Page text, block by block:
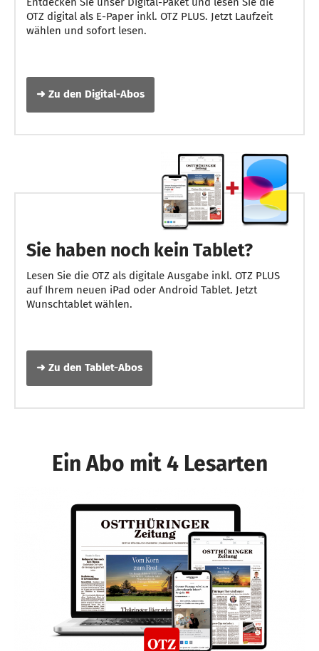
OTZ digital als E-Paper inkl. OTZ PLUS. Jetzt Laufzeit
wählen und sofort lesen.
➜ Zu den Digital-Abos
Sie haben noch kein Tablet?
Lesen Sie die OTZ als digitale Ausgabe inkl. OTZ PLUS
auf Ihrem neuen iPad oder Android Tablet. Jetzt
Wunschtablet wählen.
➜ Zu den Tablet-Abos
Ein Abo mit 4 Lesarten